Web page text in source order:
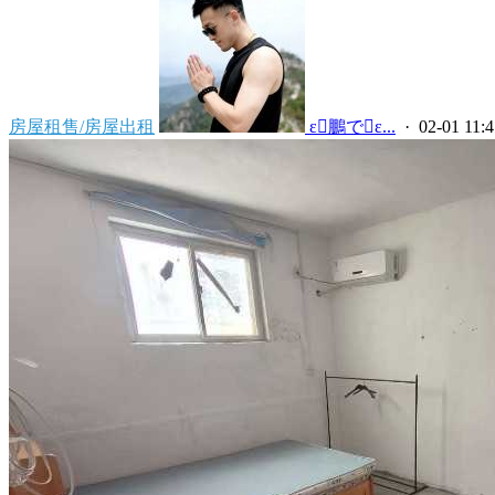
房屋租售/房屋出租  ε鵬でε... · 02-01